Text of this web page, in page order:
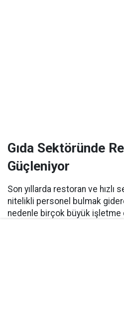
Gıda Sektöründe
Güçleniyor
Son yıllarda restoran ve hızlı
nitelikli personel bulmak
nedenle birçok büyük işletme